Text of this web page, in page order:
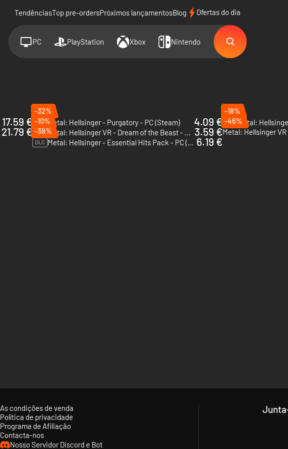
TendênciasTop pre-ordersPróximos lançamentosBlog Ofertas do dia
PC PlayStation Xbox Nintendo
17.59 €
-32%
DLC Metal: Hellsinger - Purgatory - PC (Steam) 4.09 €
-18%
DLC
21.79 €
-10%
DLC Metal: Hellsinger VR - Dream of the Beast - PC (Steam) 3.59 €
-46%
Metal: Hellsinger
-38%
DLC Metal: Hellsinger - Essential Hits Pack - PC (Steam) 6.19 €
As condições de venda
Política de privacidade
Programa de Afiliação
Contacta-nos
Nosso Servidor Discord e Bot